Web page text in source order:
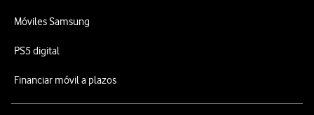
Móviles Samsung
PS5 digital
Financiar móvil a plazos